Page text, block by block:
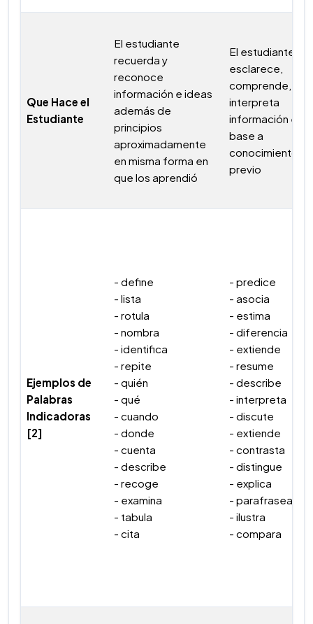
Que Hace el
Estudiante
El estudiante
recuerda y
reconoce
información e ideas
además de
principios
aproximadamente
en misma forma en
que los aprendió
El estudiante
esclarece,
comprende, o
interpreta
información en
base a
conocimiento
previo
Ejemplos de
Palabras
Indicadoras
[2]
- define
- lista
- rotula
- nombra
- identifica
- repite
- quién
- qué
- cuando
- donde
- cuenta
- describe
- recoge
- examina
- tabula
- cita
- predice
- asocia
- estima
- diferencia
- extiende
- resume
- describe
- interpreta
- discute
- extiende
- contrasta
- distingue
- explica
- parafrasea
- ilustra
- compara